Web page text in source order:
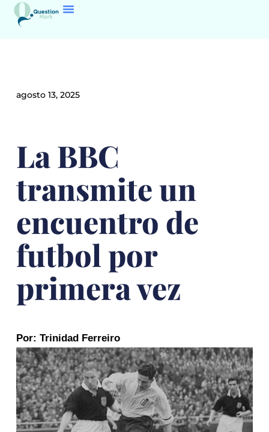
agosto 13, 2025
La BBC
transmite un
encuentro de
futbol por
primera vez
Por: Trinidad Ferreiro